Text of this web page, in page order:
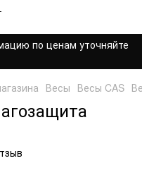
по ценам уточняйте
Весы Весы CAS